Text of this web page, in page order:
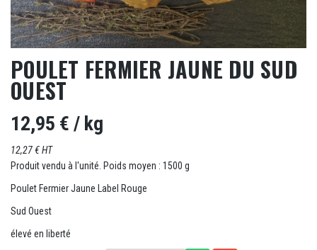
POULET FERMIER JAUNE DU SUD
OUEST
12,95 € / kg
12,27 € HT
Produit vendu à l'unité. Poids moyen : 1500 g
Poulet Fermier Jaune Label Rouge
Sud Ouest
élevé en liberté